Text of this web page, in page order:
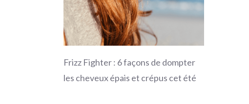
Frizz Fighter : 6 façons de dompter
les cheveux épais et crépus cet été